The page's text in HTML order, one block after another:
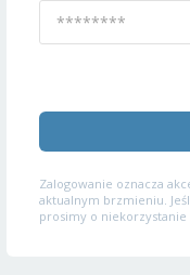
Zalogowanie oznacza
aktualnym brzmieniu.
prosimy o niekorzystanie